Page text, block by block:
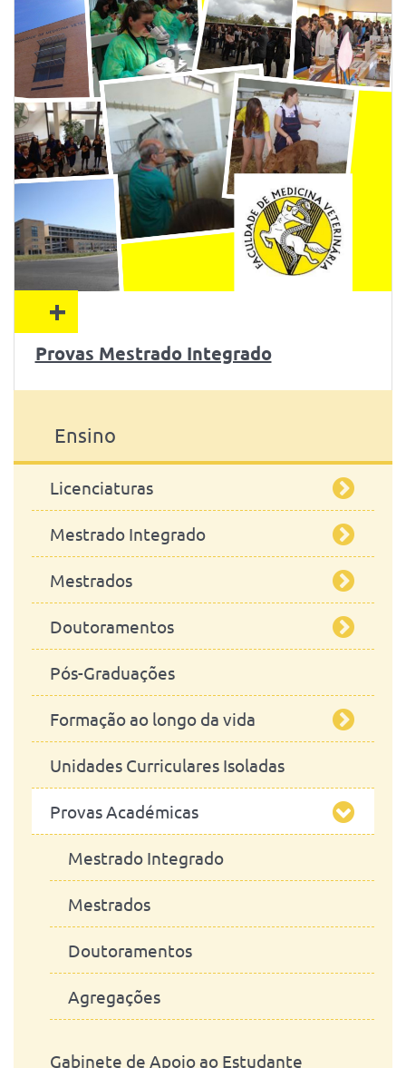
+
Provas Mestrado Integrado
Ensino
Licenciaturas
Engenharia Zootécnica
Mestrado Integrado
Mestrado Integrado em Medicina
Veterinária
Mestrados
Segurança Alimentar
Ciências Equinas
Engenharia Zootécnica / Produção
Animal
Microbiologia
Fenotipagem Morfológica de
Modelos Animais de Doenças
Humanas - MorphoPHEN
Doutoramentos
Ciências Veterinárias
Estudos em Saúde Planetária
Ciências da Sustentatibilidade
Pós-Graduações
Formação ao longo da vida
A realizar
Realizadas
Unidades Curriculares Isoladas
Provas Académicas
Mestrado Integrado
Mestrados
Doutoramentos
Agregações
Gabinete de Apoio ao Estudante